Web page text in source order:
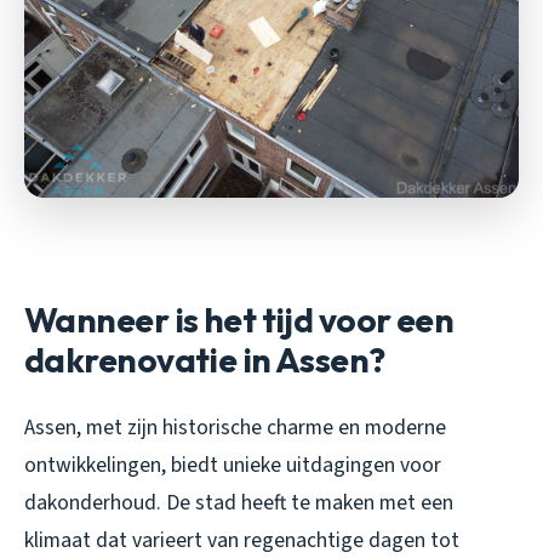
Wanneer is het tijd voor een
dakrenovatie in Assen?
Assen, met zijn historische charme en moderne
ontwikkelingen, biedt unieke uitdagingen voor
dakonderhoud. De stad heeft te maken met een
klimaat dat varieert van regenachtige dagen tot